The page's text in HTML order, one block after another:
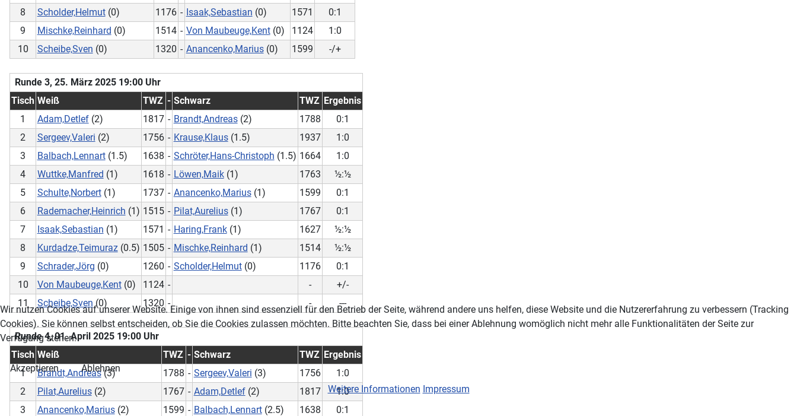
8
Scholder,Helmut(0) 1176 - Isaak,Sebastian (0) 1571
0:1
9
Mischke,Reinhard (0) 1514 - Von Maubeuge,Kent(0) 1124
1:0
10
Scheibe,Sven (0) 1320 - Anancenko,Marius(0) 1599 -/+
Runde 3, 25. März 2025 19:00 Uhr
Tisch Weiß TWZ - Schwarz TWZ Ergebnis
1
Adam,Detlef(2) 1817 - Brandt,Andreas(2) 1788
0:1
2
Sergeev,Valeri (2) 1756 - Krause,Klaus(1.5) 1937
1:0
3
Balbach,Lennart(1.5) 1638 - Schröter,Hans-Christoph (1.5) 1664
1:0
4
Wuttke,Manfred (1) 1618 - Löwen,Maik(1) 1763
½:½
5
Schulte,Norbert(1) 1737 - Anancenko,Marius(1) 1599
0:1
6
Rademacher,Heinrich (1) 1515 - Pilat,Aurelius(1) 1767
0:1
7
Isaak,Sebastian (1) 1571 - Haring,Frank(1) 1627
½:½
8
Kurdadze,Teimuraz(0.5) 1505 - Mischke,Reinhard (1) 1514
½:½
9
Schrader,Jörg (0) 1260 - Scholder,Helmut(0) 1176
0:1
10
Von Maubeuge,Kent(0) 1124 - -
+/-
11
Scheibe,Sven (0) 1320 - - ---
Runde 4, 01. April 2025 19:00 Uhr
Tisch Weiß TWZ - Schwarz TWZ Ergebnis
1
Brandt,Andreas(3) 1788 - Sergeev,Valeri (3) 1756
1:0
2
Pilat,Aurelius(2) 1767 - Adam,Detlef(2) 1817
1:0
3
Anancenko,Marius(2) 1599 - Balbach,Lennart(2.5) 1638
0:1
Wir nutzen Cookies auf unserer Website. Einige von ihnen sind essenziell für den Betrieb der Seite, während andere uns helfen, diese Website und die Nutzererfahrung zu verbessern (Tracking
Cookies). Sie können selbst entscheiden, ob Sie die Cookies zulassen möchten. Bitte beachten Sie, dass bei einer Ablehnung womöglich nicht mehr alle Funktionalitäten der Seite zur
Verfügung stehen.
Akzeptieren
Ablehnen
Weitere Informationen Impressum